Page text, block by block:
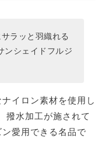
ラッと羽織れる
ンシェイドフルジ
イロン素材を使用し
撥水加工が施されて
愛用できる名品で